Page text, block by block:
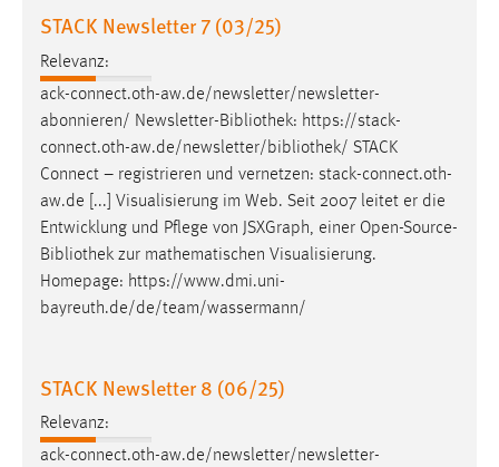
STACK Newsletter 7 (03/25)
Relevanz:
ack-connect.oth-aw.de/newsletter/newsletter-
abonnieren/ Newsletter-Bibliothek: https://stack-
connect.oth-aw.de/newsletter/bibliothek/ STACK
Connect – registrieren und vernetzen: stack-connect.oth-
aw.de [...] Visualisierung im Web. Seit 2007 leitet er die
Entwicklung und Pflege von JSXGraph, einer Open-Source-
Bibliothek zur mathematischen Visualisierung.
Homepage: https://www.dmi.uni-
bayreuth.de/de/team/wassermann/
STACK Newsletter 8 (06/25)
Relevanz:
ack-connect.oth-aw.de/newsletter/newsletter-